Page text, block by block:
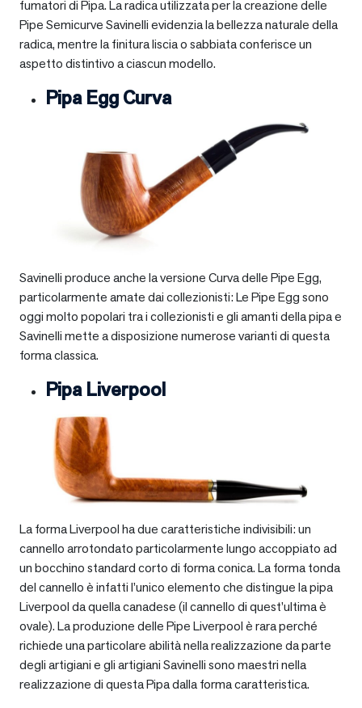
fumatori di Pipa. La radica utilizzata per la creazione delle
Pipe Semicurve Savinelli evidenzia la bellezza naturale della
radica, mentre la finitura liscia o sabbiata conferisce un
aspetto distintivo a ciascun modello.
Pipa Egg Curva
Savinelli produce anche la versione Curva delle Pipe Egg,
particolarmente amate dai collezionisti: Le Pipe Egg sono
oggi molto popolari tra i collezionisti e gli amanti della pipa e
Savinelli mette a disposizione numerose varianti di questa
forma classica.
Pipa Liverpool
La forma Liverpool ha due caratteristiche indivisibili: un
cannello arrotondato particolarmente lungo accoppiato ad
un bocchino standard corto di forma conica. La forma tonda
del cannello è infatti l’unico elemento che distingue la pipa
Liverpool da quella canadese (il cannello di quest’ultima è
ovale). La produzione delle Pipe Liverpool è rara perché
richiede una particolare abilità nella realizzazione da parte
degli artigiani e gli artigiani Savinelli sono maestri nella
realizzazione di questa Pipa dalla forma caratteristica.